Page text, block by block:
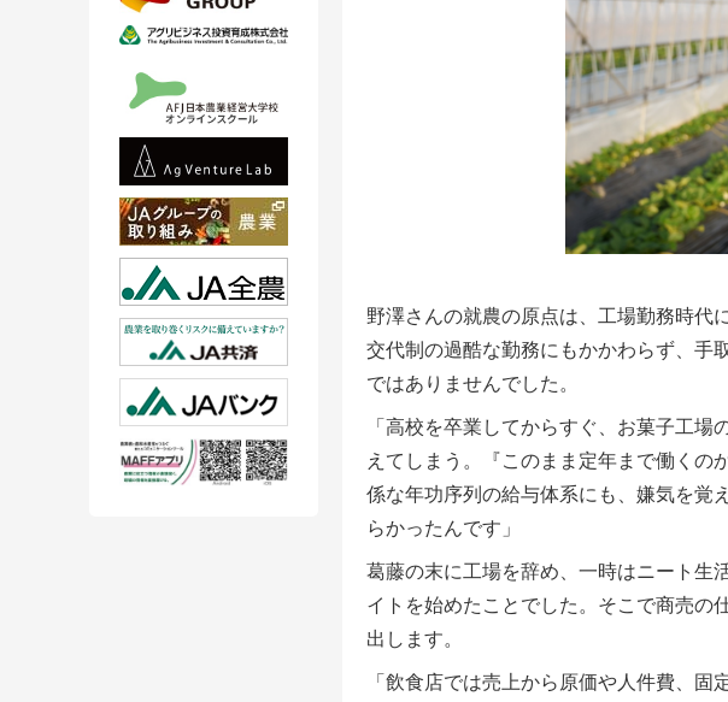
野澤さんの就農の原点は、工場勤務時代
交代制の過酷な勤務にもかかわらず、手
ではありませんでした。
「高校を卒業してからすぐ、お菓子工
えてしまう。『このまま定年まで働くの
係な年功序列の給与体系にも、嫌気を覚
らかったんです」
葛藤の末に工場を辞め、一時はニート生
イトを始めたことでした。そこで商売の
出します。
「飲食店では売上から原価や人件費、